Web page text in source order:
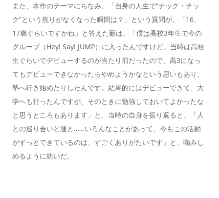
また、本作のテーマにちなみ、「自身の人生で“チック・チッ
ク”という焦りがなくなった瞬間は？」という質問が。「16、
17歳ぐらいですかね」と答えた薮は、「僕は高校3年生で今の
グループ（Hey! Say! JUMP）に入ったんですけど。当時は高校
生ぐらいでデビューするのが当たり前だったので、高3になっ
てもデビューできなかったらやめようかなという思いもあり、
塾へ行き始めたりしたんです。結果的にはデビューできて、大
学へも行ったんですが、そのときに勉強しておいてよかったな
と思うところもあります」と、当時の自身を振り返ると、「人
との巡り合いと運と……いろんなことがあって、今もこの活動
がずっとできているのは、すごくありがたいです」と、噛みし
めるように紡いだ。